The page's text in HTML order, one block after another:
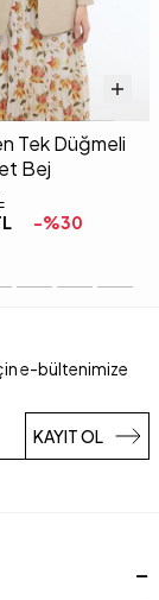
Tek Düğmeli
Bej
-%30
e-bültenimize
KAYIT OL